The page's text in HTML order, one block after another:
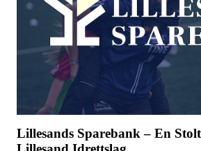
Lillesands Sparebank – En